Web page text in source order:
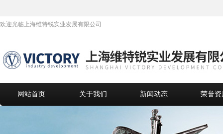
欢迎光临上海维特锐实业发展有限公司
网站首页 关于我们 新闻动态 荣誉资